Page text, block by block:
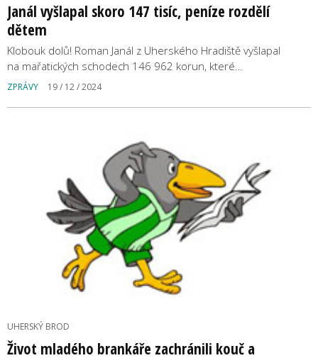
Janál vyšlapal skoro 147 tisíc, peníze rozdělí
dětem
Klobouk dolů! Roman Janál z Uherského Hradiště vyšlapal
na mařatických schodech 146 962 korun, které…
ZPRÁVY 19 / 12 / 2024
UHERSKÝ BROD
Život mladého brankáře zachránili kouč a